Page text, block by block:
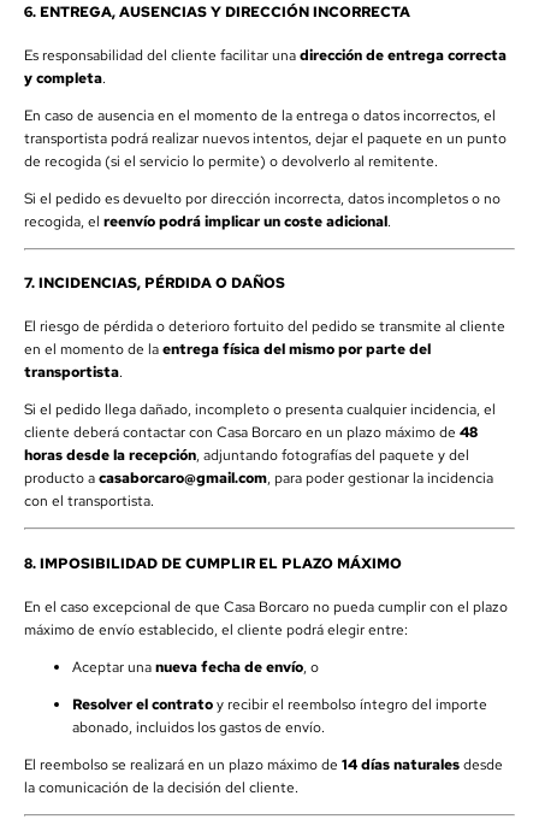
6. ENTREGA, AUSENCIAS Y DIRECCIÓN INCORRECTA
Es responsabilidad del cliente facilitar unadirección de entrega correcta
y completa.
En caso de ausencia en el momento de la entrega o datos incorrectos, el
transportista podrá realizar nuevos intentos, dejar el paquete en un punto
de recogida (si el servicio lo permite) o devolverlo al remitente.
Si el pedido es devuelto por dirección incorrecta, datos incompletos o no
recogida, el reenvío podrá implicar un coste adicional.
7. INCIDENCIAS, PÉRDIDA O DAÑOS
El riesgo de pérdida o deterioro fortuito del pedido se transmite al cliente
en el momento de laentrega física del mismo por parte del
transportista.
Si el pedido llega dañado, incompleto o presenta cualquier incidencia, el
cliente deberá contactar con Casa Borcaro en un plazo máximo de 48
horas desde la recepción, adjuntando fotografías del paquete y del
producto acasaborcaro@gmail.com, para poder gestionar la incidencia
con el transportista.
8. IMPOSIBILIDAD DE CUMPLIR EL PLAZO MÁXIMO
En el caso excepcional de que Casa Borcaro no pueda cumplir con el plazo
máximo de envío establecido, el cliente podrá elegir entre:
Aceptar unanueva fecha de envío, o
Resolver el contratoy recibir el reembolso íntegro del importe
abonado, incluidos los gastos de envío.
El reembolso se realizará en un plazo máximo de 14 días naturalesdesde
la comunicación de la decisión del cliente.